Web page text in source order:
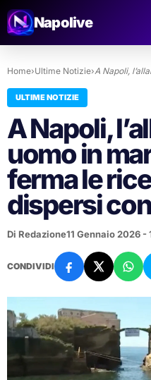
Napolive
Home›Ultime Notizie›A Napoli,
ULTIME NOTIZIE
A Napoli,
uomo in
ferma le
dispersi
Di Redazione11 Gennaio 2026 -
CONDIVIDI